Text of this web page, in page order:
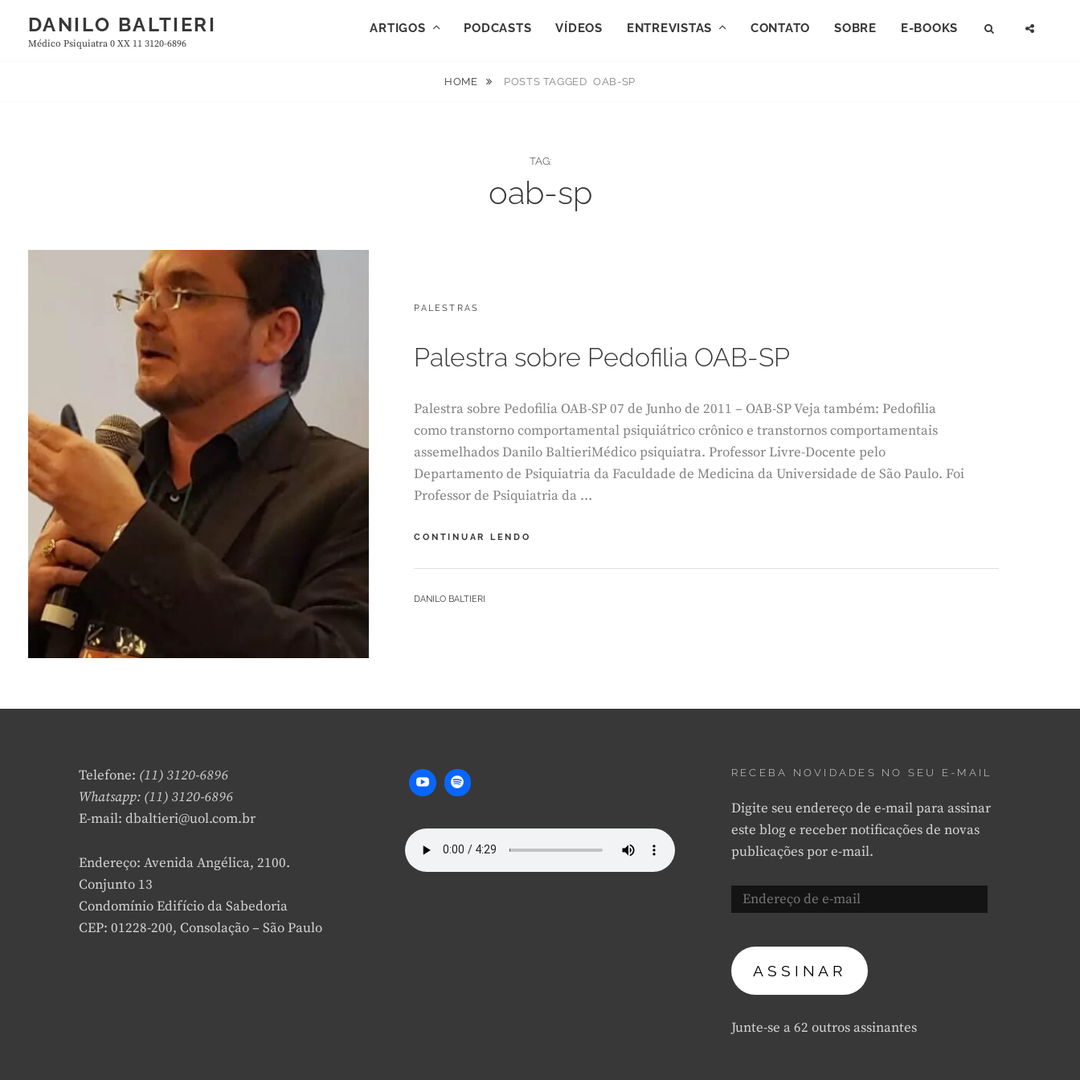
DANILO BALTIERI
Médico Psiquiatra 0 XX 11 3120-6896
ARTIGOS PODCASTS VÍDEOS ENTREVISTAS CONTATO SOBRE E-BOOKS SEARCH
HOME POSTS TAGGEDOAB-SP
TAG:
oab-sp
CATEGORIES:
PALESTRAS
POSTED
D
E
R
2
0
,
0
8
Palestra sobre Pedofilia OAB-SP
Palestra sobre Pedofilia OAB-SP 07 de Junho de 2011 – OAB-SP Veja também: Pedofilia
como transtorno comportamental psiquiátrico crônico e transtornos comportamentais
assemelhados Danilo BaltieriMédico psiquiatra. Professor Livre-Docente pelo
Departamento de Psiquiatria da Faculdade de Medicina da Universidade de São Paulo. Foi
Professor de Psiquiatria da …
CONTINUAR LENDO
PEDOFILIA
BY
DANILO BALTIERI
Telefone: (11) 3120-6896
Whatsapp: (11) 3120-6896
E-mail: dbaltieri@uol.com.br
Endereço: Avenida Angélica, 2100.
Conjunto 13
Condomínio Edifício da Sabedoria
CEP: 01228-200, Consolação – São Paulo
RECEBA NOVIDADES NO SEU E-MAIL
Digite seu endereço de e-mail para assinar
este blog e receber notificações de novas
publicações por e-mail.
Endereço
de
mail
ASSINAR
Junte-se a 62 outros assinantes